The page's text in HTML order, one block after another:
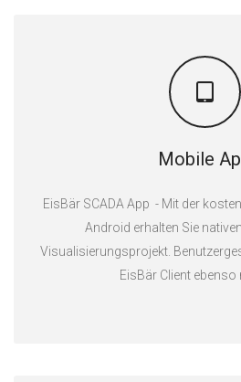
Mobile
EisBär SCADA App - Mit der
Android erhalten Sie
Visualisierungsprojekt.
EisBär Client ebenso